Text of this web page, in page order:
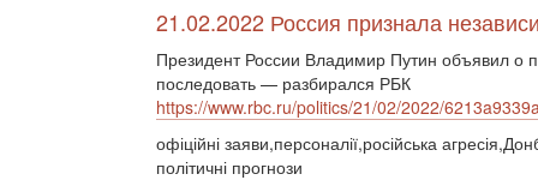
21.02.2022 Россия признала
Президент России Владимир Путин объявил
последовать — разбирался РБК
https://www.rbc.ru/politics/21/02/2022/
офіційні заяви,персоналії,російська
політичні прогнози